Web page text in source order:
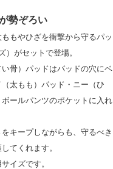
勢ぞろい
もやひざを衝撃から守るパッ
）がセットで登場。
骨）パッドはパッドの穴にベ
太もも）パッド・ニー（ひ
ールパンツのポケットに入れ
キープしながらも、守るべき
てくれます。
イズです。